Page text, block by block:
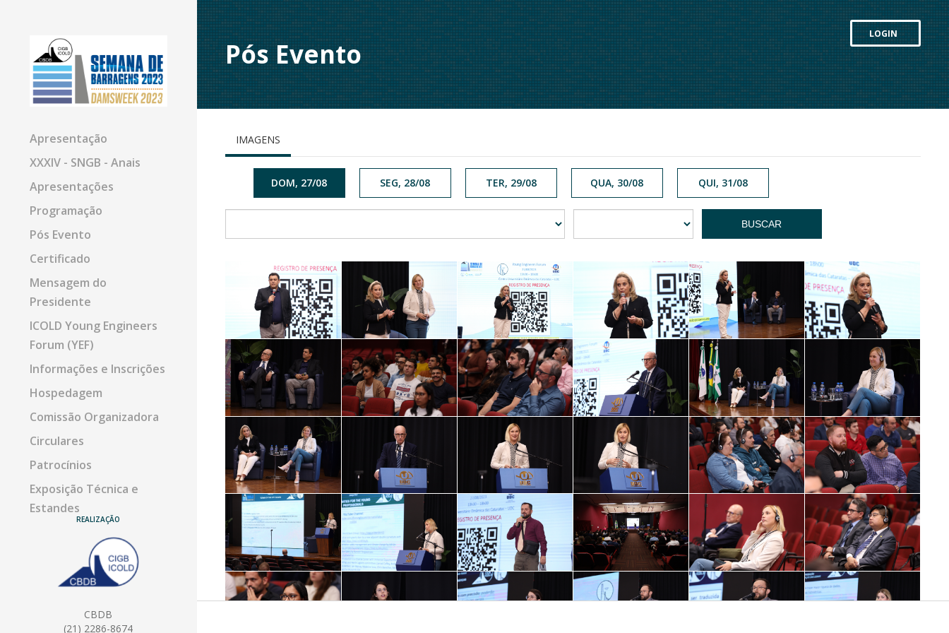
Apresentação
XXXIV - SNGB - Anais
Apresentações
Programação
Pós Evento
Certificado
Mensagem do
Presidente
ICOLD Young Engineers
Forum (YEF)
Informações e Inscrições
Hospedagem
Comissão Organizadora
Circulares
Patrocínios
Exposição Técnica e
Estandes
REALIZAÇÃO
CBDB
(21) 2286-8674
Pós Evento
LOGIN
IMAGENS
DOM, 27/08 SEG, 28/08 TER, 29/08 QUA, 30/08 QUI, 31/08
BUSCAR